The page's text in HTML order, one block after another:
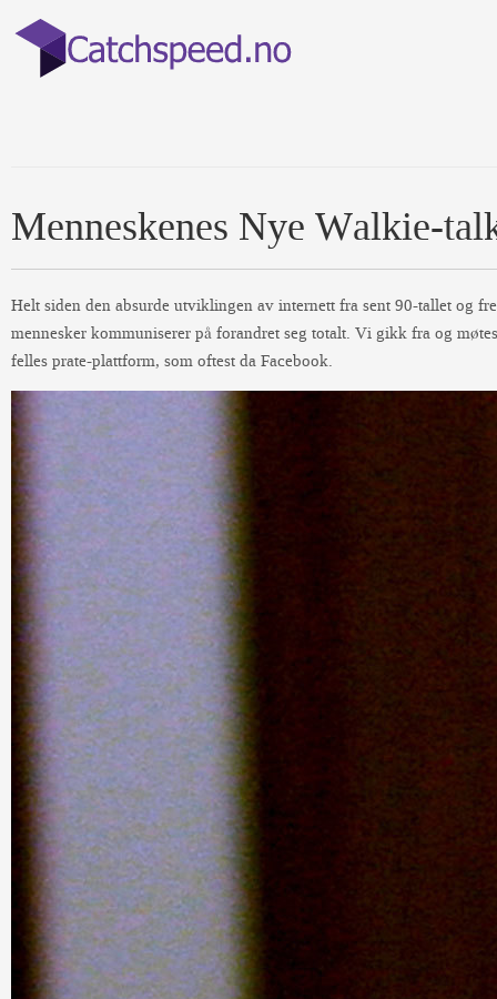
Menneskenes Nye Walkie-
Helt siden den absurde utviklingen av internett fra sent 90-tallet og
mennesker kommuniserer på forandret seg totalt. Vi gikk fra og
felles prate-plattform, som oftest da Facebook.